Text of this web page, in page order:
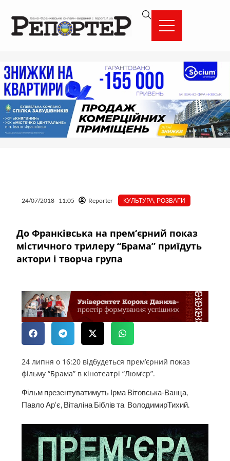
вмісту
24/07/2018 11:05 Reporter КУЛЬТУРА РОЗВАГИ
До Франківська на прем‘єрний показ
містичного трилеру “Брама” приїдуть
актори і творча група
24 липня о 16:20 відбудеться прем’єрний показ
фільму “Брама” в кінотеатрі “Люм‘єр”.
Фільм презентуватимуть Ірма Вітовська-Ванца,
Павло Ар‘є, Віталіна Біблів та ВолодимирТихий.